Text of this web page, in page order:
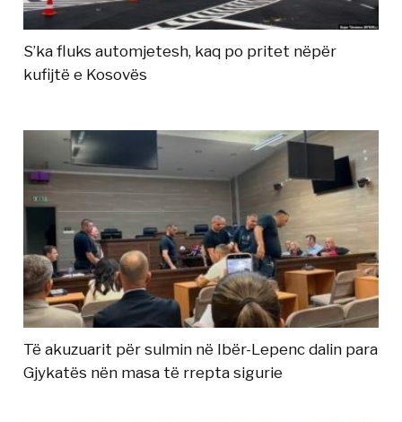
S’ka fluks automjetesh, kaq po pritet nëpër
kufijtë e Kosovës
Të akuzuarit për sulmin në Ibër-Lepenc dalin para
Gjykatës nën masa të rrepta sigurie